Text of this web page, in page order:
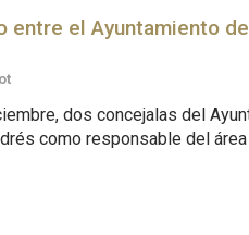
entre el Ayuntamiento
dos concejalas del
como responsable del